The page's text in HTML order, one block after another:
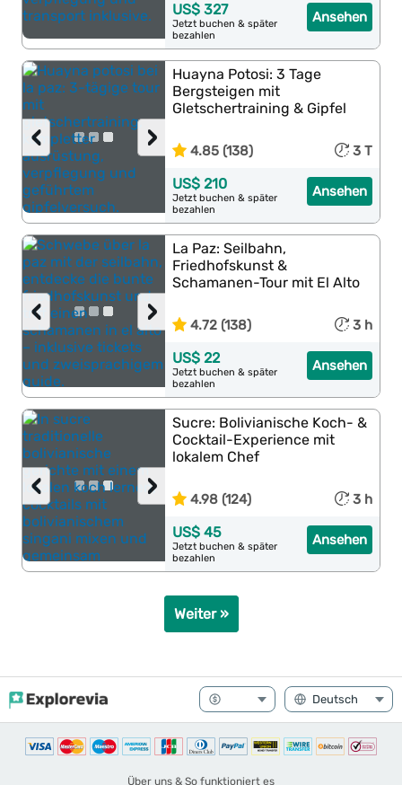
Ansehen
US$ 327
Jetzt buchen & später
bezahlen
›
‹
Huayna Potosi: 3 Tage
Bergsteigen mit
Gletschertraining & Gipfel
4.85 (138) 3 T
Ansehen
US$ 210
Jetzt buchen & später
bezahlen
›
‹
La Paz: Seilbahn,
Friedhofskunst &
Schamanen-Tour mit El Alto
4.72 (138) 3 h
Ansehen
US$ 22
Jetzt buchen & später
bezahlen
›
‹
Sucre: Bolivianische Koch- &
Cocktail-Experience mit
lokalem Chef
4.98 (124) 3 h
Ansehen
US$ 45
Jetzt buchen & später
bezahlen
Weiter »
Über uns & So funktioniert es